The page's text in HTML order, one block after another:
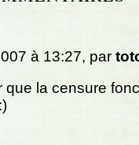
à 13:27, par
que la censure